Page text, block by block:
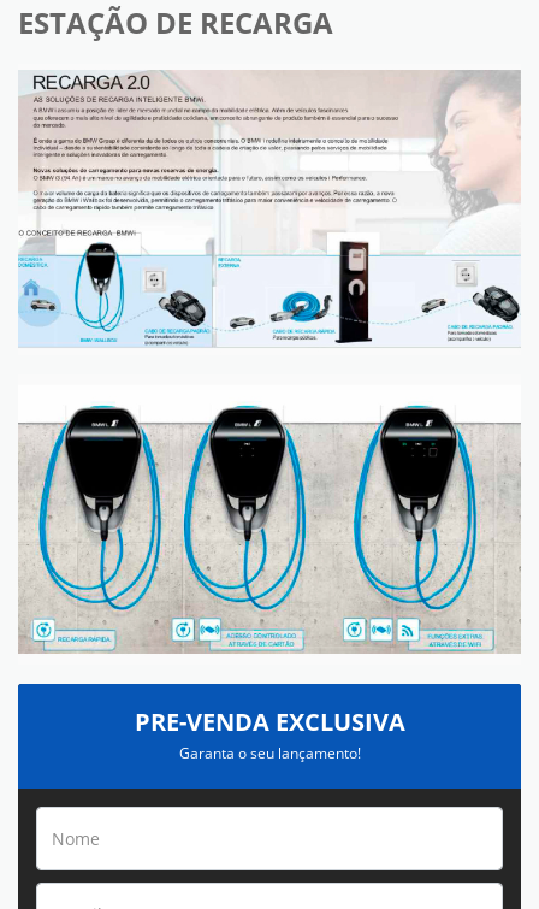
ESTAÇÃO DE RECARGA
PRE-VENDA EXCLUSIVA
Garanta o seu lançamento!